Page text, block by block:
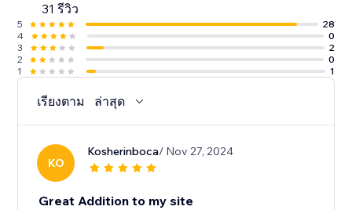
31 รีวิว
5
28
4
0
3
2
2
0
1
1
เรียงตาม ล่าสุด
KO
Kosherinboca/ Nov 27, 2024
Great Addition to my site